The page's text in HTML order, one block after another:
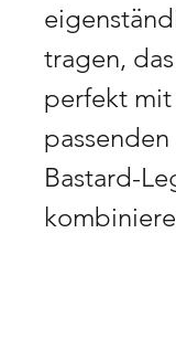
tragen,
perfekt
passenden
Bastard-